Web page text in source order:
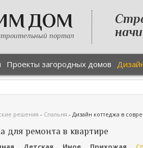
ДОМ
портал
Проекты загородных домов
решения - Спальня - Дизайн коттеджа в
для ремонта в квартире